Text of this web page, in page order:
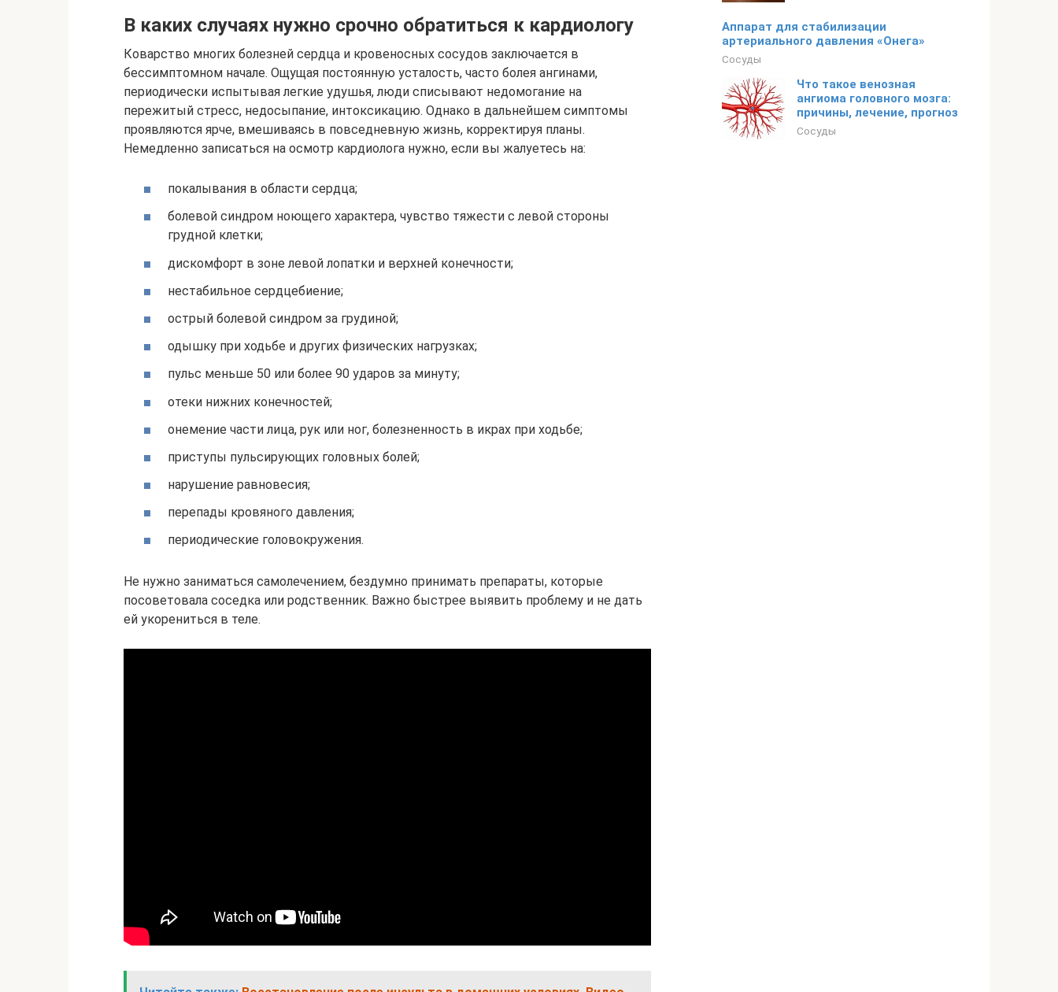
В каких случаях нужно срочно обратиться к кардиологу
Коварство многих болезней сердца и кровеносных сосудов заключается в
бессимптомном начале. Ощущая постоянную усталость, часто болея ангинами,
периодически испытывая легкие удушья, люди списывают недомогание на
пережитый стресс, недосыпание, интоксикацию. Однако в дальнейшем симптомы
проявляются ярче, вмешиваясь в повседневную жизнь, корректируя планы.
Немедленно записаться на осмотр кардиолога нужно, если вы жалуетесь на:
покалывания в области сердца;
болевой синдром ноющего характера, чувство тяжести с левой стороны
грудной клетки;
дискомфорт в зоне левой лопатки и верхней конечности;
нестабильное сердцебиение;
острый болевой синдром за грудиной;
одышку при ходьбе и других физических нагрузках;
пульс меньше 50 или более 90 ударов за минуту;
отеки нижних конечностей;
онемение части лица, рук или ног, болезненность в икрах при ходьбе;
приступы пульсирующих головных болей;
нарушение равновесия;
перепады кровяного давления;
периодические головокружения.
Не нужно заниматься самолечением, бездумно принимать препараты, которые
посоветовала соседка или родственник. Важно быстрее выявить проблему и не дать
ей укорениться в теле.
Аппарат для стабилизации
артериального давления «Онега»
Сосуды
Что такое венозная
ангиома головного мозга:
причины, лечение, прогноз
Сосуды